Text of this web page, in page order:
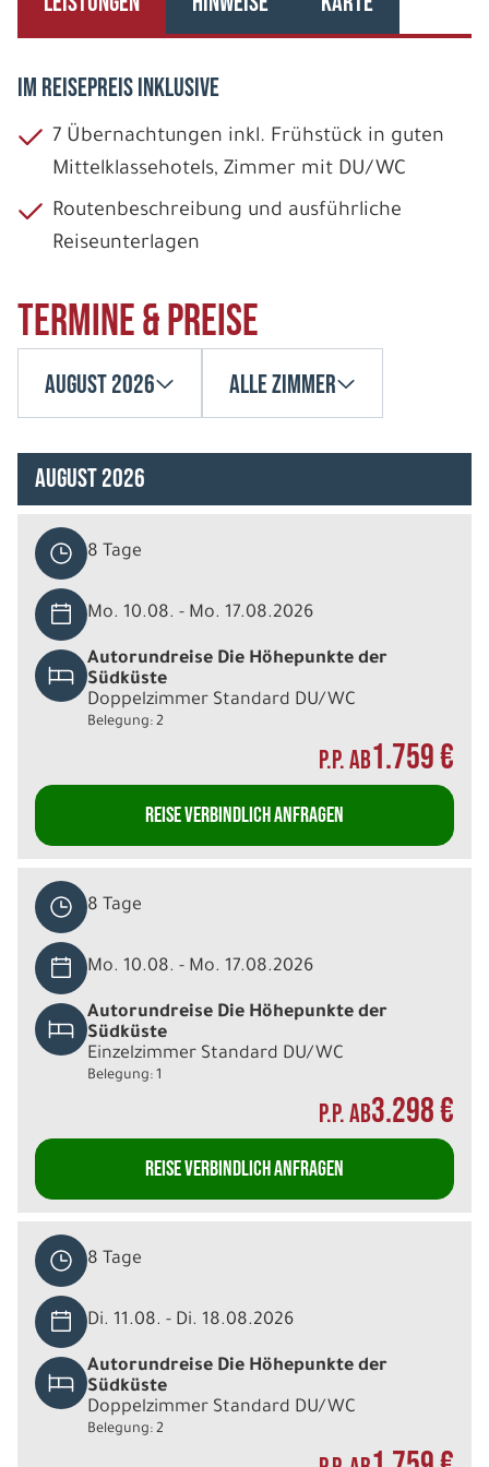
IM REISEPREIS INKLUSIVE
7 Übernachtungen inkl. Frühstück in guten
Mittelklasse­hotels, Zimmer mit DU/WC
Routenbeschreibung und ausführliche
Reiseunterlagen
Termine & Preise
August 2026 Alle Zimmer
August 2026
8 Tage
Mo. 10.08. - Mo. 17.08.2026
Autorundreise Die Höhepunkte der
Südküste
Doppelzimmer Standard DU/WC
Belegung: 2
P.P. AB1.759 €
REISE VERBINDLICH ANFRAGEN
8 Tage
Mo. 10.08. - Mo. 17.08.2026
Autorundreise Die Höhepunkte der
Südküste
Einzelzimmer Standard DU/WC
Belegung: 1
P.P. AB3.298 €
REISE VERBINDLICH ANFRAGEN
8 Tage
Di. 11.08. - Di. 18.08.2026
Autorundreise Die Höhepunkte der
Südküste
Doppelzimmer Standard DU/WC
Belegung: 2